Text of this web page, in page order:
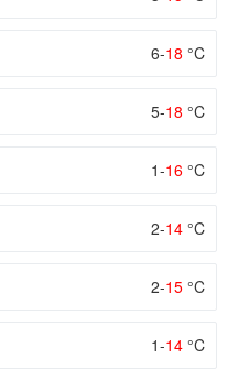
6-18 °C
5-18 °C
1-16 °C
2-14 °C
2-15 °C
1-14 °C